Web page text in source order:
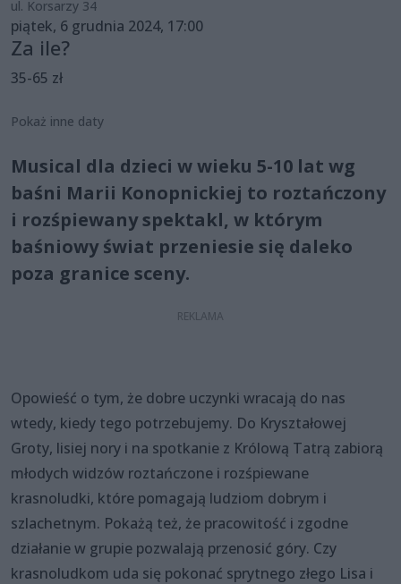
ul. Korsarzy 34
piątek, 6 grudnia 2024, 17:00
Za ile?
35-65 zł
Pokaż inne daty
Musical dla dzieci w wieku 5-10 lat wg
baśni Marii Konopnickiej to roztańczony
i rozśpiewany spektakl, w którym
baśniowy świat przeniesie się daleko
poza granice sceny.
Opowieść o tym, że dobre uczynki wracają do nas
wtedy, kiedy tego potrzebujemy. Do Kryształowej
Groty, lisiej nory i na spotkanie z Królową Tatrą zabiorą
młodych widzów roztańczone i rozśpiewane
krasnoludki, które pomagają ludziom dobrym i
szlachetnym. Pokażą też, że pracowitość i zgodne
działanie w grupie pozwalają przenosić góry. Czy
krasnoludkom uda się pokonać sprytnego złego Lisa i